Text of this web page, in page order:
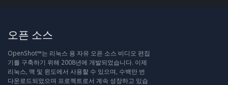
오픈 소스
OpenShot™는 리눅스 용 자유 오픈 소스 비디오 편집
기를 구축하기 위해 2008년에 개발되었습니다. 이제
리눅스, 맥 및 윈도에서 사용할 수 있으며, 수백만 번
다운로드되었으며 프로젝트로서 계속 성장하고 있습